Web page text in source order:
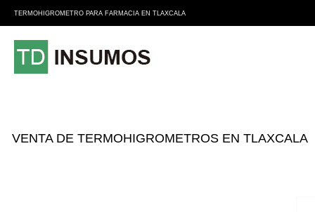
TERMOHIGROMETRO PARA FARMACIA EN TLAXCALA
VENTA DE TERMOHIGROMETROS EN TLAXCALA